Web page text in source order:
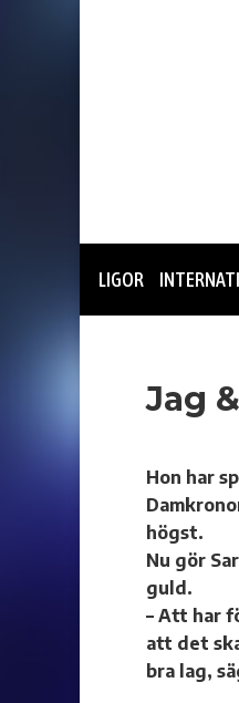
LIGOR
Jag
Hon har
högst.
Nu gör
guld.
– Att har
att det
bra lag,